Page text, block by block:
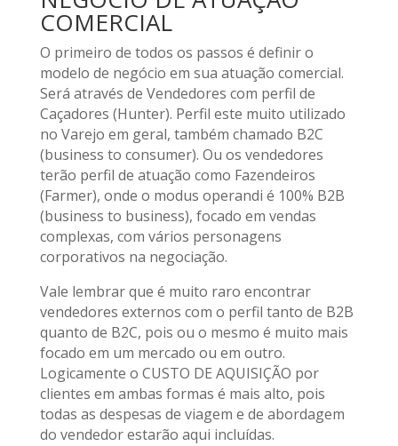
COMERCIAL
O primeiro de todos os passos é definir o
modelo de negócio em sua atuação comercial.
Será através de Vendedores com perfil de
Caçadores (Hunter). Perfil este muito utilizado
no Varejo em geral, também chamado B2C
(business to consumer). Ou os vendedores
terão perfil de atuação como Fazendeiros
(Farmer), onde o modus operandi é 100% B2B
(business to business), focado em vendas
complexas, com vários personagens
corporativos na negociação.
Vale lembrar que é muito raro encontrar
vendedores externos com o perfil tanto de B2B
quanto de B2C, pois ou o mesmo é muito mais
focado em um mercado ou em outro.
Logicamente o CUSTO DE AQUISIÇÃO por
clientes em ambas formas é mais alto, pois
todas as despesas de viagem e de abordagem
do vendedor estarão aqui incluídas.